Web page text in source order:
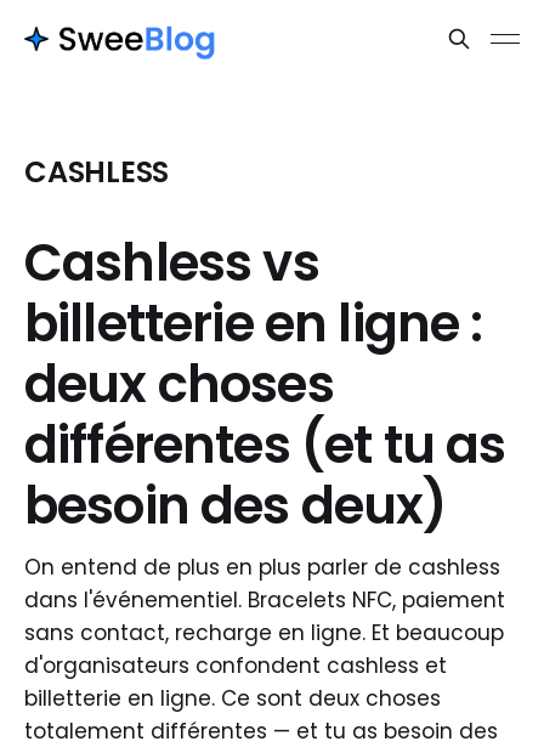
CASHLESS
Cashless vs
billetterie en ligne :
deux choses
différentes (et tu as
besoin des deux)
On entend de plus en plus parler de cashless
dans l'événementiel. Bracelets NFC, paiement
sans contact, recharge en ligne. Et beaucoup
d'organisateurs confondent cashless et
billetterie en ligne. Ce sont deux choses
totalement différentes — et tu as besoin des